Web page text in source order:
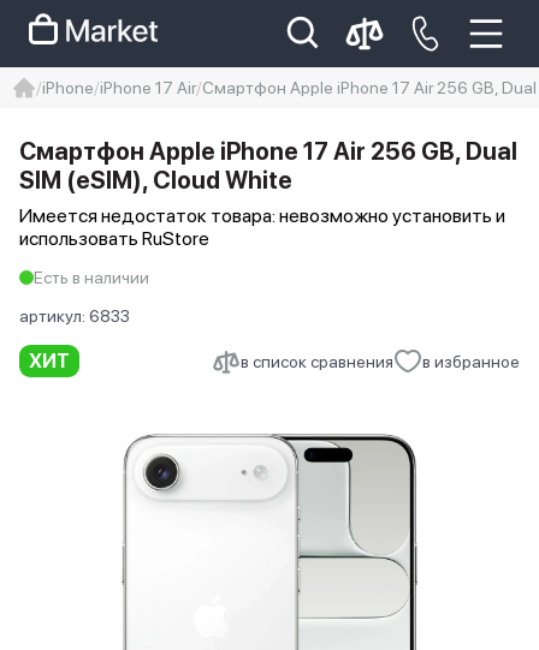
Iphone 14 pro max
айфон 14
iPhone iPhone 17 Air Смартфон Apple iPhone 17 Air 256 GB,
ХИТ в список сравнения в избранное
Смартфон Apple iPhone 17 Air 256 GB, Dual
SIM (eSIM), Cloud White
Имеется недостаток товара: невозможно установить и
использовать RuStore
Есть в наличии
артикул: 6833